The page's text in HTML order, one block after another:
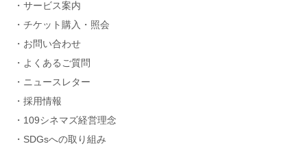
サービス案内
チケット購入・照会
お問い合わせ
よくあるご質問
ニュースレター
採用情報
109シネマズ経営理念
SDGsへの取り組み